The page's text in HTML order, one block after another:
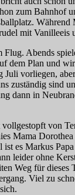
zum Bahnhof
Während
mit Vanilleeis
Abends
dem Plan und
vorliegen,
zuständig sind
dann in
von
Mama
es Markus
leider ohne
Weg für
Viel zu